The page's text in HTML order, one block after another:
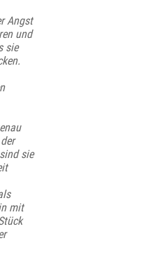
Angst
und
sie
sie
mit